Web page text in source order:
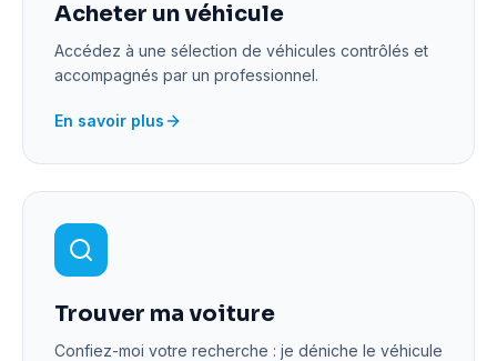
Acheter un véhicule
Accédez à une sélection de véhicules contrôlés et
accompagnés par un professionnel.
En savoir plus
Trouver ma voiture
Confiez-moi votre recherche : je déniche le véhicule